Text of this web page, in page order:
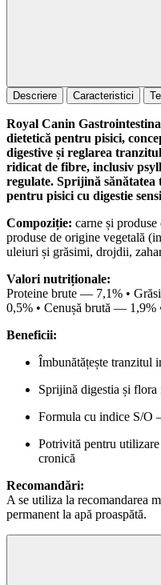
Descriere
Caracteristici
Royal Canin
dietetică pentru pisici,
digestive și reglarea
ridicat de fibre, inclusiv
regulate. Sprijină
pentru pisici cu digestie
Compoziție: carne și
produse de origine vegetală
uleiuri și grăsimi, drojdii,
Valori nutriționale:
Proteine brute — 7,1% •
0,5% • Cenușă brută —
Beneficii:
Îmbunătățește tranzitul
Sprijină digestia și flora
Formula cu indice S/O
Potrivită pentru
cronică
Recomandări:
A se utiliza la recomandarea
permanent la apă proaspătă.